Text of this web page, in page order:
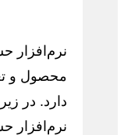
نرم‌افزار
محصول و
دارد. در
نرم‌افزار